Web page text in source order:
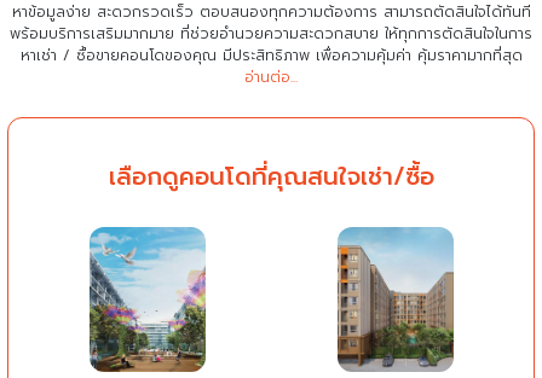
หาข้อมูลง่าย สะดวกรวดเร็ว ตอบสนองทุกความต้องการ สามารถตัดสินใจได้ทันที
พร้อมบริการเสริมมากมาย ที่ช่วยอำนวยความสะดวกสบาย ให้ทุกการตัดสินใจในการ
หาเช่า / ซื้อขายคอนโดของคุณ มีประสิทธิภาพ เพื่อความคุ้มค่า คุ้มราคามากที่สุด
อ่านต่อ...
เลือกดูคอนโดที่คุณสนใจเช่า/ซื้อ